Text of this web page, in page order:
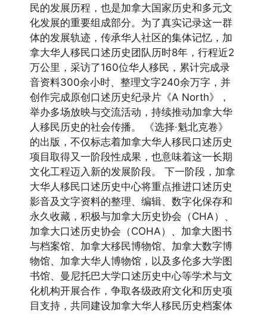
民的发展历程，也是加拿大国家历史和多元文
化发展的重要组成部分。为了真实记录这一群
体的发展轨迹，传承华人社区的集体记忆，加
拿大华人移民口述历史团队历时8年，行程近2
万公里，采访了160位华人移民，累计完成录
音资料300余小时、整理文字240余万字，并
创作完成原创口述历史纪录片《A North》，
举办多场放映与交流活动，持续推动加拿大华
人移民历史的社会传播。 《选择·魁北克卷》
的出版，不仅标志着加拿大华人移民口述历史
项目取得又一阶段性成果，也意味着这一长期
文化工程迈入新的发展阶段。 下一阶段，加拿
大华人移民口述历史中心将重点推进口述历史
影音及文字资料的整理、编辑、数字化保存和
永久收藏，积极与加拿大历史协会（CHA）、
加拿大口述历史协会（COHA）、加拿大图书
与档案馆、加拿大移民博物馆、加拿大数字博
物馆、加拿大华人博物馆，以及多伦多大学图
书馆、曼尼托巴大学口述历史中心等学术与文
化机构开展合作，争取各级政府文化和历史项
目支持，共同建设加拿大华人移民历史档案体